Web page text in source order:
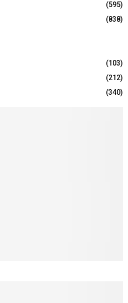
(595)
(838)
(103)
(212)
(340)